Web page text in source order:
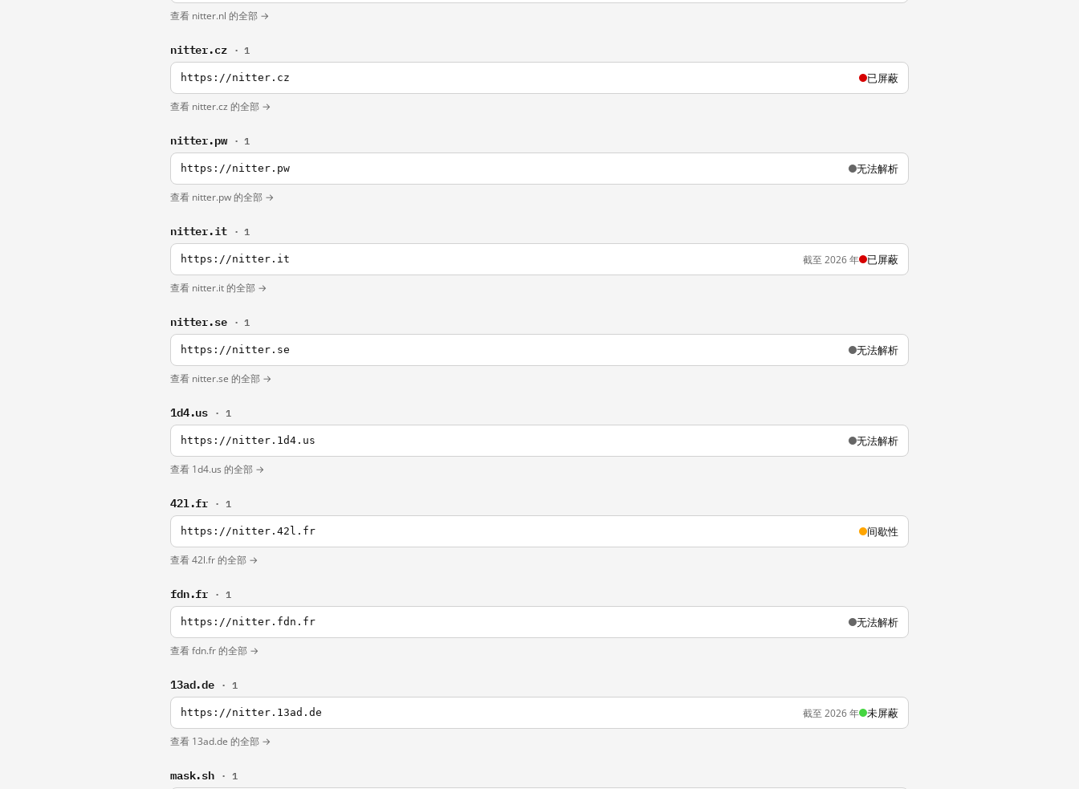
查看 nitter.nl 的全部 →
nitter.cz · 1
https://nitter.cz 已屏蔽
查看 nitter.cz 的全部 →
nitter.pw · 1
https://nitter.pw 无法解析
查看 nitter.pw 的全部 →
nitter.it · 1
https://nitter.it 截至 2026 年 已屏蔽
查看 nitter.it 的全部 →
nitter.se · 1
https://nitter.se 无法解析
查看 nitter.se 的全部 →
1d4.us · 1
https://nitter.1d4.us 无法解析
查看 1d4.us 的全部 →
42l.fr · 1
https://nitter.42l.fr 间歇性
查看 42l.fr 的全部 →
fdn.fr · 1
https://nitter.fdn.fr 无法解析
查看 fdn.fr 的全部 →
13ad.de · 1
https://nitter.13ad.de 截至 2026 年 未屏蔽
查看 13ad.de 的全部 →
mask.sh · 1